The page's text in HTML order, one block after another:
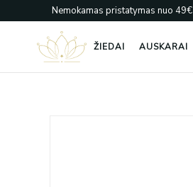
prie
Nemokamas pristatymas nuo 49€
ŽIEDAI AUSKARAI